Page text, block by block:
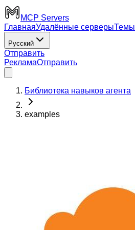
MCP Servers
ГлавнаяУдалённые серверыТемы
Русский
Отправить
РекламаОтправить
Библиотека навыков агента
examples